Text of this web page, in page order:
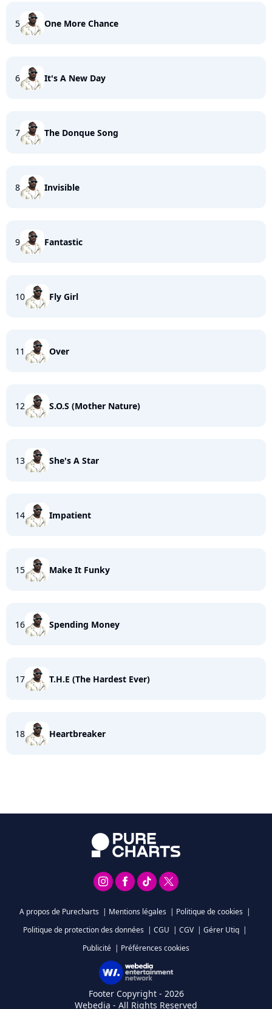
5 One More Chance
6 It's A New Day
7 The Donque Song
8 Invisible
9 Fantastic
10 Fly Girl
11 Over
12 S.O.S (Mother Nature)
13 She's A Star
14 Impatient
15 Make It Funky
16 Spending Money
17 T.H.E (The Hardest Ever)
18 Heartbreaker
A propos de Purecharts | Mentions légales | Politique de cookies |
Politique de protection des données | CGU | CGV | Gérer Utiq |
Publicité | Préférences cookies
Footer Copyright - 2026
Webedia - All Rights Reserved